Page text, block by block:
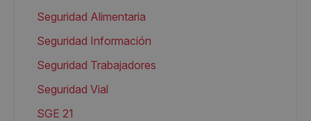
Seguridad Alimentaria
Seguridad Información
Seguridad Trabajadores
Seguridad Vial
SGE 21